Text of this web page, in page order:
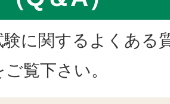
験に関するよくある
覧下さい。